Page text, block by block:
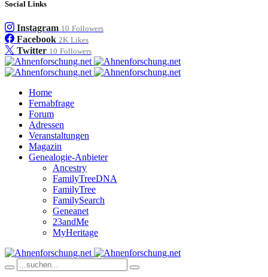
Social Links
Instagram 10 Followers
Facebook 2K Likes
Twitter 10 Followers
Home
Fernabfrage
Forum
Adressen
Veranstaltungen
Magazin
Genealogie-Anbieter
Ancestry
FamilyTreeDNA
FamilyTree
FamilySearch
Geneanet
23andMe
MyHeritage